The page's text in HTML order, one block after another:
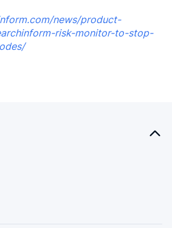
news/product-
risk-monitor-to-stop-